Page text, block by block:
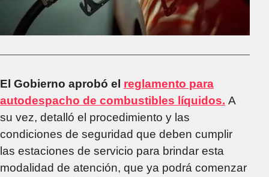
El Gobierno aprobó el reglamento para
autodespacho de combustibles líquidos. A
su vez, detalló el procedimiento y las
condiciones de seguridad que deben cumplir
las estaciones de servicio para brindar esta
modalidad de atención, que ya podrá comenzar